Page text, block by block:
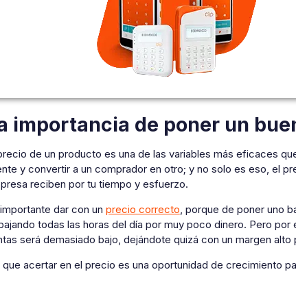
importancia de poner un
de un producto es una de las variables más eficaces
y convertir a un comprador en otro; y no solo es eso, el
reciben por tu tiempo y esfuerzo.
dar con un precio correcto, porque de poner uno
todas las horas del día por muy poco dinero. Pero
será demasiado bajo, dejándote quizá con un margen
que acertar en el precio es una oportunidad de crecimiento